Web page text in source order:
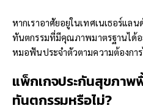
หากเราอาศัยอยู่ในเทศเนเธอร์แลน
ทันตกรรมที่มีคุณภาพมาตรฐานได้อย่
หมอฟันประจำตัวตามความต้องกา
แพ็กเกจประกันสุขภา
ทันตกรรมหรือไม่?